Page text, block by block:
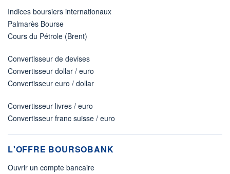
Indices boursiers internationaux
Palmarès Bourse
Cours du Pétrole (Brent)
Convertisseur de devises
Convertisseur dollar / euro
Convertisseur euro / dollar
Convertisseur livres / euro
Convertisseur franc suisse / euro
L'OFFRE BOURSOBANK
Ouvrir un compte bancaire